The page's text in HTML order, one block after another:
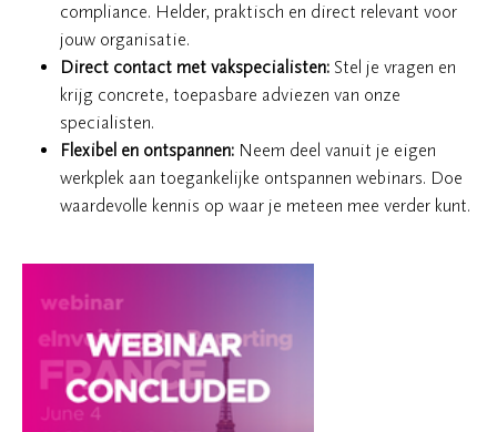
compliance. Helder, praktisch en direct relevant voor
jouw organisatie.
Direct contact met vakspecialisten: Stel je vragen en
krijg concrete, toepasbare adviezen van onze
specialisten.
Flexibel en ontspannen: Neem deel vanuit je eigen
werkplek aan toegankelijke ontspannen webinars. Doe
waardevolle kennis op waar je meteen mee verder kunt.